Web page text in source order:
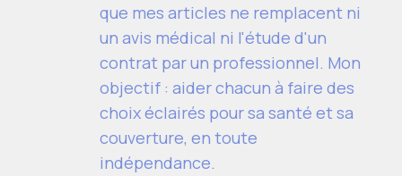
que mes articles ne remplacent ni
un avis médical ni l'étude d'un
contrat par un professionnel. Mon
objectif : aider chacun à faire des
choix éclairés pour sa santé et sa
couverture, en toute
indépendance.